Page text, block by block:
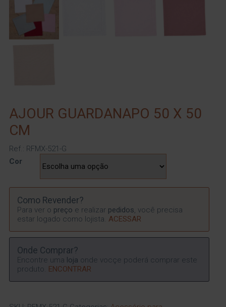
AJOUR GUARDANAPO 50 X 50
CM
Ref.: RFMX-521-G
Cor
Como Revender?
Para ver o preço e realizar pedidos, você precisa
estar logado como lojista.ACESSAR
Onde Comprar?
Encontre uma loja onde vocçe poderá comprar este
produto. ENCONTRAR